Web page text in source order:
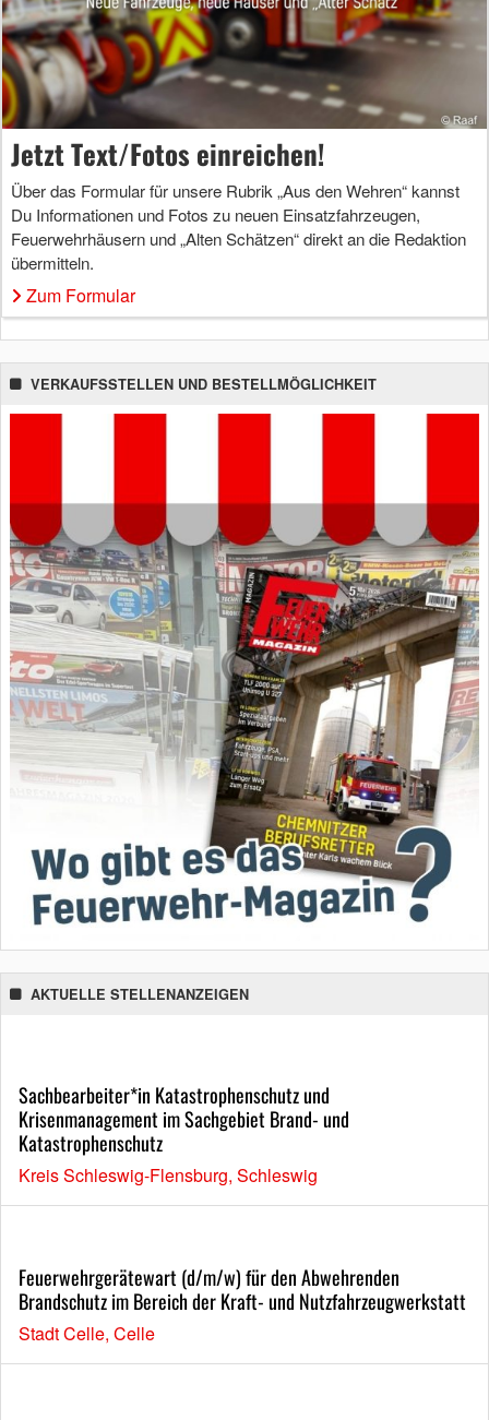
Jetzt Text/Fotos einreichen!
Über das Formular für unsere Rubrik „Aus den Wehren“ kannst
Du Informationen und Fotos zu neuen Einsatzfahrzeugen,
Feuerwehrhäusern und „Alten Schätzen“ direkt an die Redaktion
übermitteln.
Zum Formular
VERKAUFSSTELLEN UND BESTELLMÖGLICHKEIT
AKTUELLE STELLENANZEIGEN
Sachbearbeiter*in Katastrophenschutz und
Krisenmanagement im Sachgebiet Brand- und
Katastrophenschutz
Kreis Schleswig-Flensburg, Schleswig
Feuerwehrgerätewart (d/m/w) für den Abwehrenden
Brandschutz im Bereich der Kraft- und Nutzfahrzeugwerkstatt
Stadt Celle, Celle